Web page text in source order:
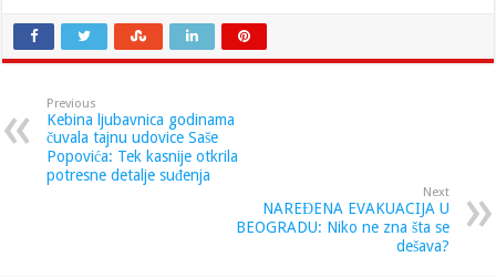
Previous
Kebina ljubavnica godinama
čuvala tajnu udovice Saše
Popovića: Tek kasnije otkrila
potresne detalje suđenja
Next
NAREĐENA EVAKUACIJA U
BEOGRADU: Niko ne zna šta se
dešava?